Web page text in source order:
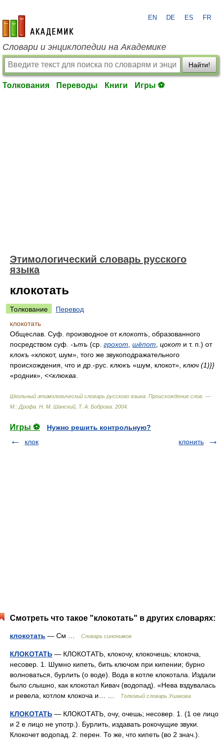
academic.ru
EN DE ES FR
Словари и энциклопедии на Академике
Найти!
Толкования Переводы Книги Игры ⚽
Этимологический словарь русского
языка
клокотать
Толкование
Перевод
клокотать
Общеслав. Суф. производное отклокотъ , образованного
посредством суф. -ътъ (ср. грохот шёпот цокот и т. п.) от
клокъ «клокот, шум», того же звукоподражательного
происхождения, что и др.-рус. клюкъ «шум, клокот», ключ (1)}}
«родник», <<клюква
Школьный этимологический словарь русского языка. Происхождение слов. —
М.: Дрофа Н. М. Шанский, Т. А. Боброва 2004
Игры ⚽
Нужно решить контрольную?
клок
клонить
Смотреть что такое "клокотать" в других словарях:
клокотать — См … Словарь синонимов
КЛОКОТАТЬ — КЛОКОТАТЬ, клокочу, клокочешь; клокоча,
несовер. 1. Шумно кипеть, бить ключом при кипении; бурно
волноваться, бурлить (о воде). Вода в котле клокотала. Издали
было слышно, как клокотал Кивач (водопад). «Нева вздувалась
и ревела, котлом клокоча и… …
Толковый словарь Ушакова
КЛОКОТАТЬ — КЛОКОТАТЬ, очу, очешь; несовер. 1. (1 ое лицо
и 2 е лицо не употр.). Бурлить, издавать рокочущие звуки.
Клокочет водопад. 2. перен. То же, что кипеть (во 2 знач.).